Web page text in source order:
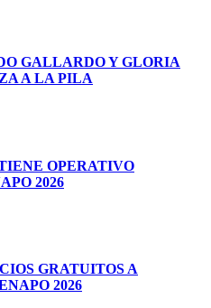
GALLARDO Y GLORIA
A LA PILA
OPERATIVO
2026
GRATUITOS A
2026